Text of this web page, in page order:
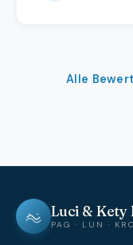
Alle
Luci & Kety
PAG · LUN ·